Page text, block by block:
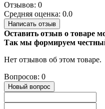
Отзывов: 0
Средняя оценка: 0.0
Написать отзыв
Оставить отзыв о товаре
Так мы формируем
Нет отзывов об этом товаре.
Вопросов: 0
Новый вопрос